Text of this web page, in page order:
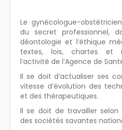
Le gynécologue-
du secret professionnel,
déontologie et l’éthique
textes, lois, chartes et
l’activité de l’Agence de
Il se doit d’actualiser ses
vitesse d’évolution des
et des thérapeutiques.
Il se doit de travailler selon
des sociétés savantes